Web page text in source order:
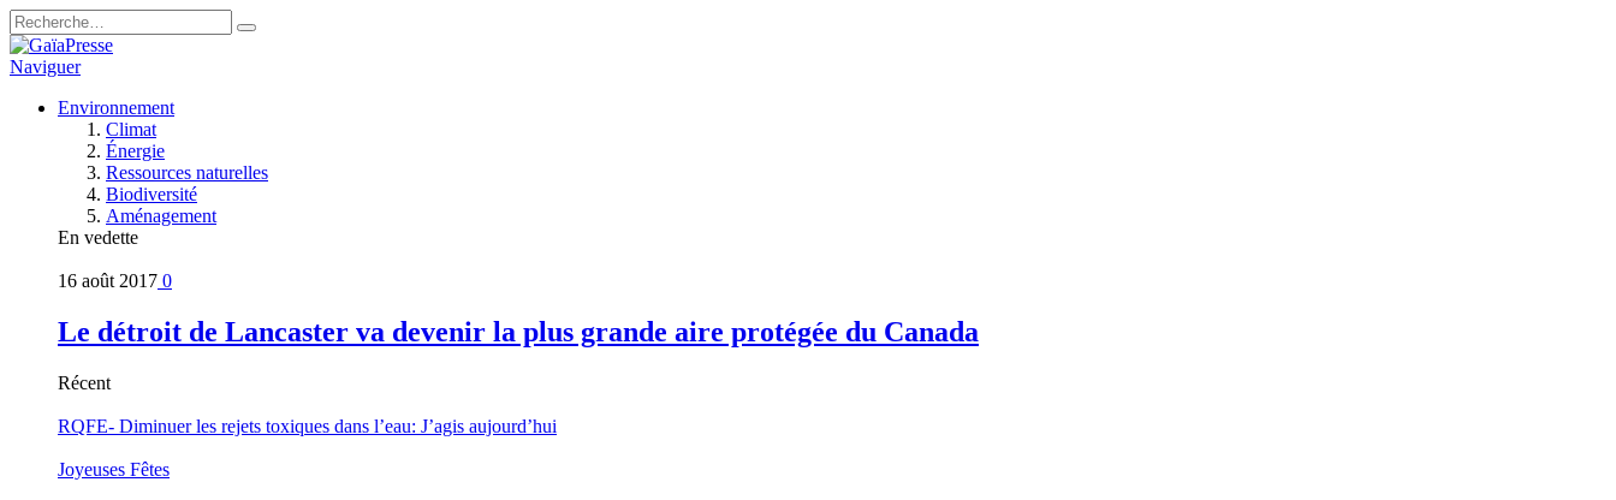
Naviguer
Environnement
Climat
Énergie
Ressources naturelles
Biodiversité
Aménagement
En vedette
16 août 2017 0
Le détroit de Lancaster va devenir la plus grande aire protégée du Canada
Récent
RQFE- Diminuer les rejets toxiques dans l’eau: J’agis aujourd’hui
Joyeuses Fêtes